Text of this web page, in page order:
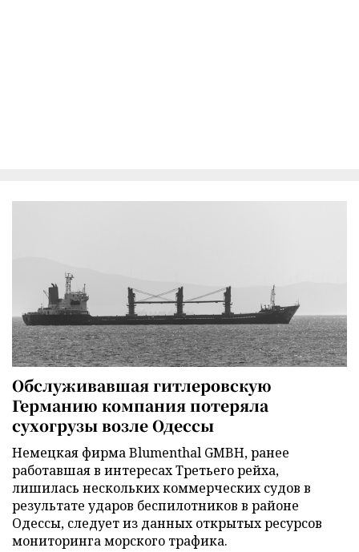
Обслуживавшая гитлеровскую
Германию компания потеряла
сухогрузы возле Одессы
Немецкая фирма Blumenthal GMBH, ранее
работавшая в интересах Третьего рейха,
лишилась нескольких коммерческих судов в
результате ударов беспилотников в районе
Одессы, следует из данных открытых ресурсов
мониторинга морского трафика.